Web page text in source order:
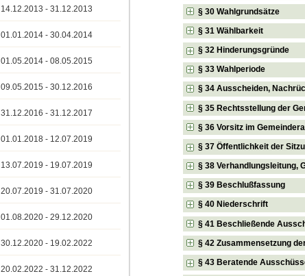
14.12.2013 - 31.12.2013
01.01.2014 - 30.04.2014
01.05.2014 - 08.05.2015
09.05.2015 - 30.12.2016
31.12.2016 - 31.12.2017
01.01.2018 - 12.07.2019
13.07.2019 - 19.07.2019
20.07.2019 - 31.07.2020
01.08.2020 - 29.12.2020
30.12.2020 - 19.02.2022
20.02.2022 - 31.12.2022
§ 30 Wahlgrundsätze
§ 31 Wählbarkeit
§ 32 Hinderungsgründe
§ 33 Wahlperiode
§ 34 Ausscheiden,
§ 35 Rechtsstellung der
§ 36 Vorsitz im
§ 37 Öffentlichkeit der
§ 38 Verhandlungsleitung,
§ 39 Beschlußfassung
§ 40 Niederschrift
§ 41 Beschließende
§ 42 Zusammensetzung
§ 43 Beratende